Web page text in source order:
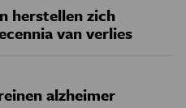
herstellen zich
van verlies
alzheimer